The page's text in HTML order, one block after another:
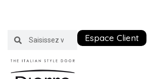
Espace Client